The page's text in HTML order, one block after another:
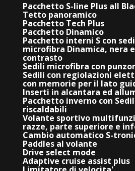
Pacchetto S-line Plus all
Tetto panoramico
Pacchetto Tech Plus
Pacchetto Dinamico
Pacchetto interni S con
microfibra Dinamica, nera
contrasto
Sedili microfibra con
Sedili con regiolazioni
con memorie per il lato
Inserti in alcantara ed
Pacchetto inverno con
riscaldabili
Volante sportivo
razze, parte superiore e
Cambio automatico S-
Paddles al volante
Drive select mode
Adaptive cruise assist plus